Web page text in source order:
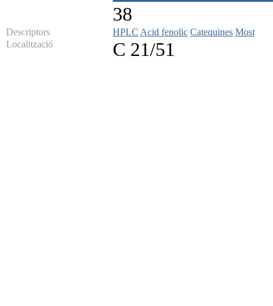
38
Descriptors HPLC Acid fenolic Catequines Most
Localització
C 21/51